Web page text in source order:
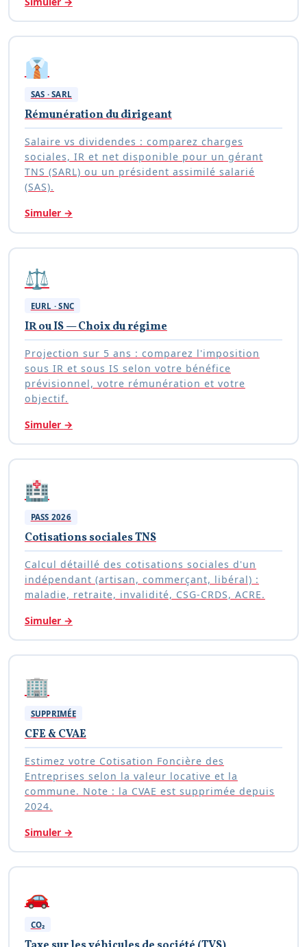
👔
SAS · SARL
Rémunération du dirigeant
Salaire vs dividendes : comparez charges
sociales, IR et net disponible pour un gérant
TNS (SARL) ou un président assimilé salarié
(SAS).
Simuler →
⚖️
EURL · SNC
IR ou IS — Choix du régime
Projection sur 5 ans : comparez l'imposition
sous IR et sous IS selon votre bénéfice
prévisionnel, votre rémunération et votre
objectif.
Simuler →
🏥
PASS 2026
Cotisations sociales TNS
Calcul détaillé des cotisations sociales d'un
indépendant (artisan, commerçant, libéral) :
maladie, retraite, invalidité, CSG-CRDS, ACRE.
Simuler →
🏢
SUPPRIMÉE
CFE & CVAE
Estimez votre Cotisation Foncière des
Entreprises selon la valeur locative et la
commune. Note : la CVAE est supprimée depuis
2024.
Simuler →
🚗
CO₂